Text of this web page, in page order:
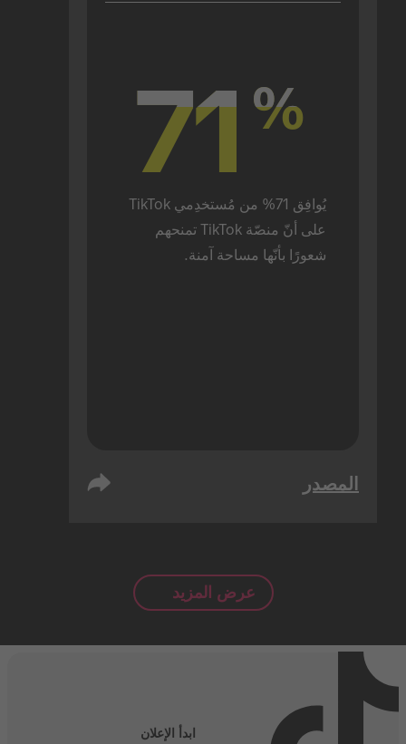
71 %
71 %
شعورًا بأنّها مساحة آمنة.
المصدر
عرض المزيد
ابدأ الإعلان